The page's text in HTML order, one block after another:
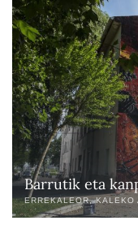
Barrutik eta
ERREKALEOR KALEKO